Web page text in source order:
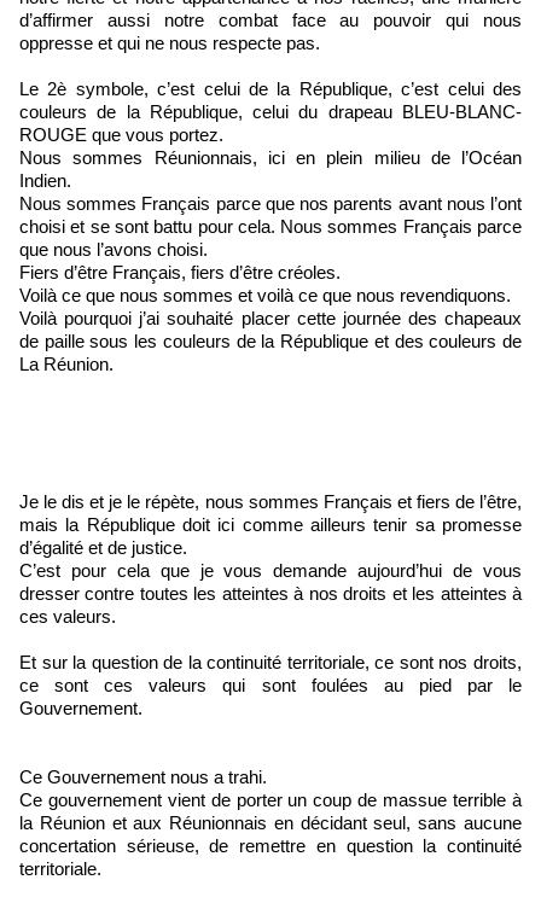
d’affirmer aussi notre combat face au pouvoir qui nous
oppresse et qui ne nous respecte pas.
Le 2è symbole, c’est celui de la République, c’est celui des
couleurs de la République, celui du drapeau BLEU-BLANC-
ROUGE que vous portez.
Nous sommes Réunionnais, ici en plein milieu de l’Océan
Indien.
Nous sommes Français parce que nos parents avant nous l’ont
choisi et se sont battu pour cela. Nous sommes Français parce
que nous l’avons choisi.
Fiers d’être Français, fiers d’être créoles.
Voilà ce que nous sommes et voilà ce que nous revendiquons.
Voilà pourquoi j’ai souhaité placer cette journée des chapeaux
de paille sous les couleurs de la République et des couleurs de
La Réunion.
Je le dis et je le répète, nous sommes Français et fiers de l’être,
mais la République doit ici comme ailleurs tenir sa promesse
d’égalité et de justice.
C’est pour cela que je vous demande aujourd’hui de vous
dresser contre toutes les atteintes à nos droits et les atteintes à
ces valeurs.
Et sur la question de la continuité territoriale, ce sont nos droits,
ce sont ces valeurs qui sont foulées au pied par le
Gouvernement.
Ce Gouvernement nous a trahi.
Ce gouvernement vient de porter un coup de massue terrible à
la Réunion et aux Réunionnais en décidant seul, sans aucune
concertation sérieuse, de remettre en question la continuité
territoriale.